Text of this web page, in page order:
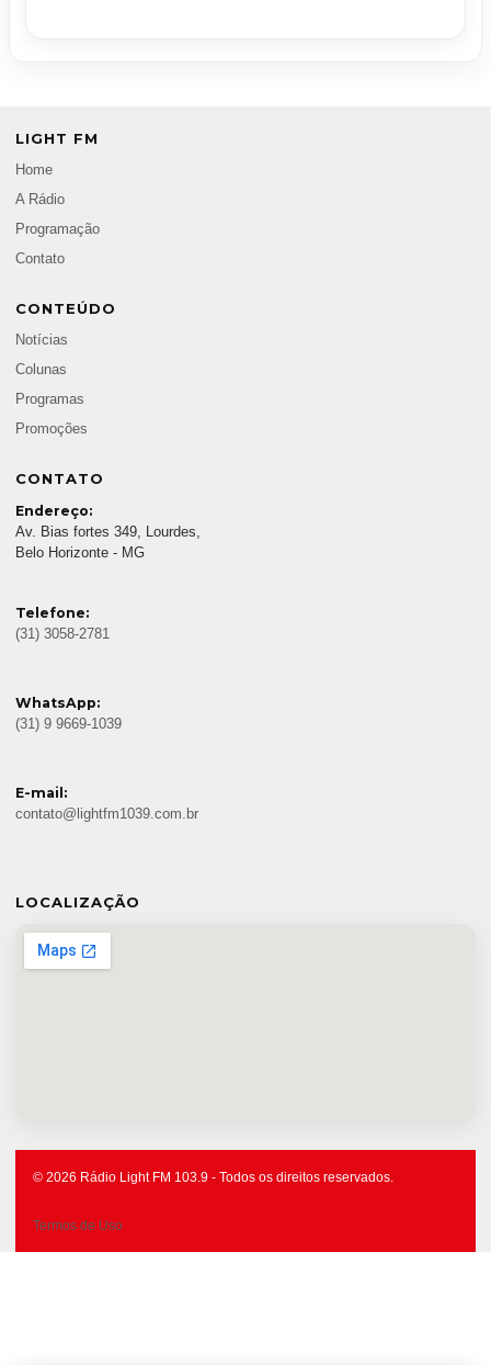
LIGHT FM
Home
A Rádio
Programação
Contato
CONTEÚDO
Notícias
Colunas
Programas
Promoções
CONTATO
Endereço:
Av. Bias fortes 349, Lourdes,
Belo Horizonte - MG
Telefone:
(31) 3058-2781
WhatsApp:
(31) 9 9669-1039
E-mail:
contato@lightfm1039.com.br
LOCALIZAÇÃO
© 2026 Rádio Light FM 103.9 - Todos os direitos reservados.
Termos de Uso